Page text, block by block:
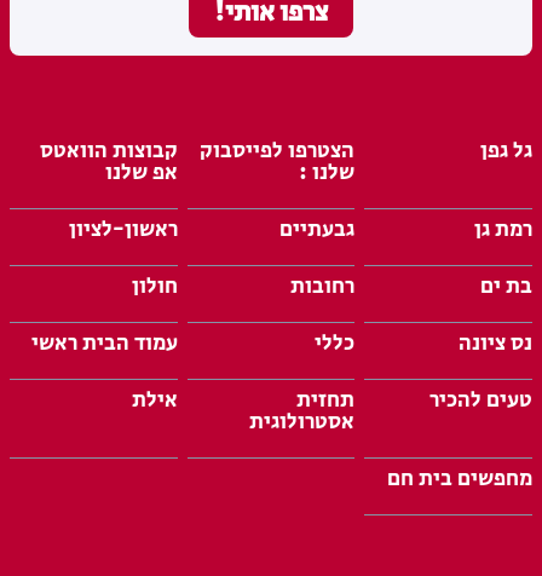
גל גפן הצטרפו לפייסבוק
שלנו :
קבוצות הוואטס
אפ שלנו
רמת גן
גבעתיים
ראשון-לציון
בת ים
רחובות
חולון
נס ציונה
כללי
עמוד הבית ראשי
טעים להכיר
תחזית
אסטרולוגית
אילת
מחפשים בית חם